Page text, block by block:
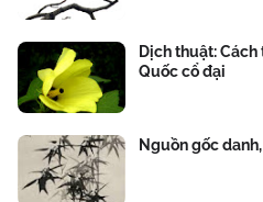
Dịch thuật:
Quốc cổ đại
Nguồn gốc